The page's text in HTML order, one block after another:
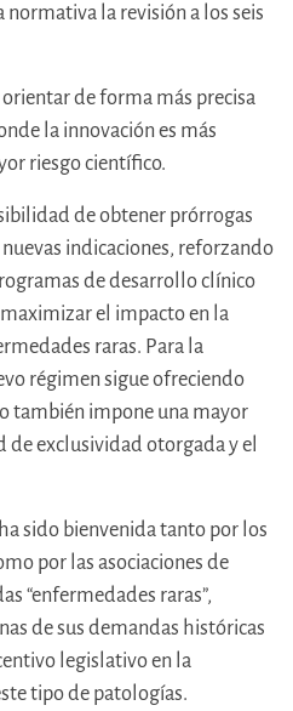
normativa la revisión a los seis
de forma más precisa
la innovación es más
riesgo científico.
de obtener prórrogas
indicaciones, reforzando
de desarrollo clínico
el impacto en la
raras. Para la
régimen sigue ofreciendo
también impone una mayor
de exclusividad otorgada y el
sido bienvenida tanto por los
por las asociaciones de
“enfermedades raras”,
de sus demandas históricas
legislativo en la
tipo de patologías.